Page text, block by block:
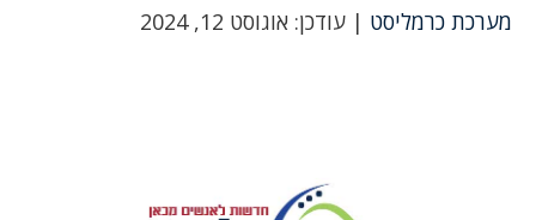
מערכת כרמליסט | עודכן: אוגוסט 12, 2024